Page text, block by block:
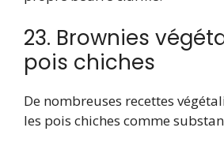
23. Brownies
pois chiches
De nombreuses recettes
les pois chiches comme